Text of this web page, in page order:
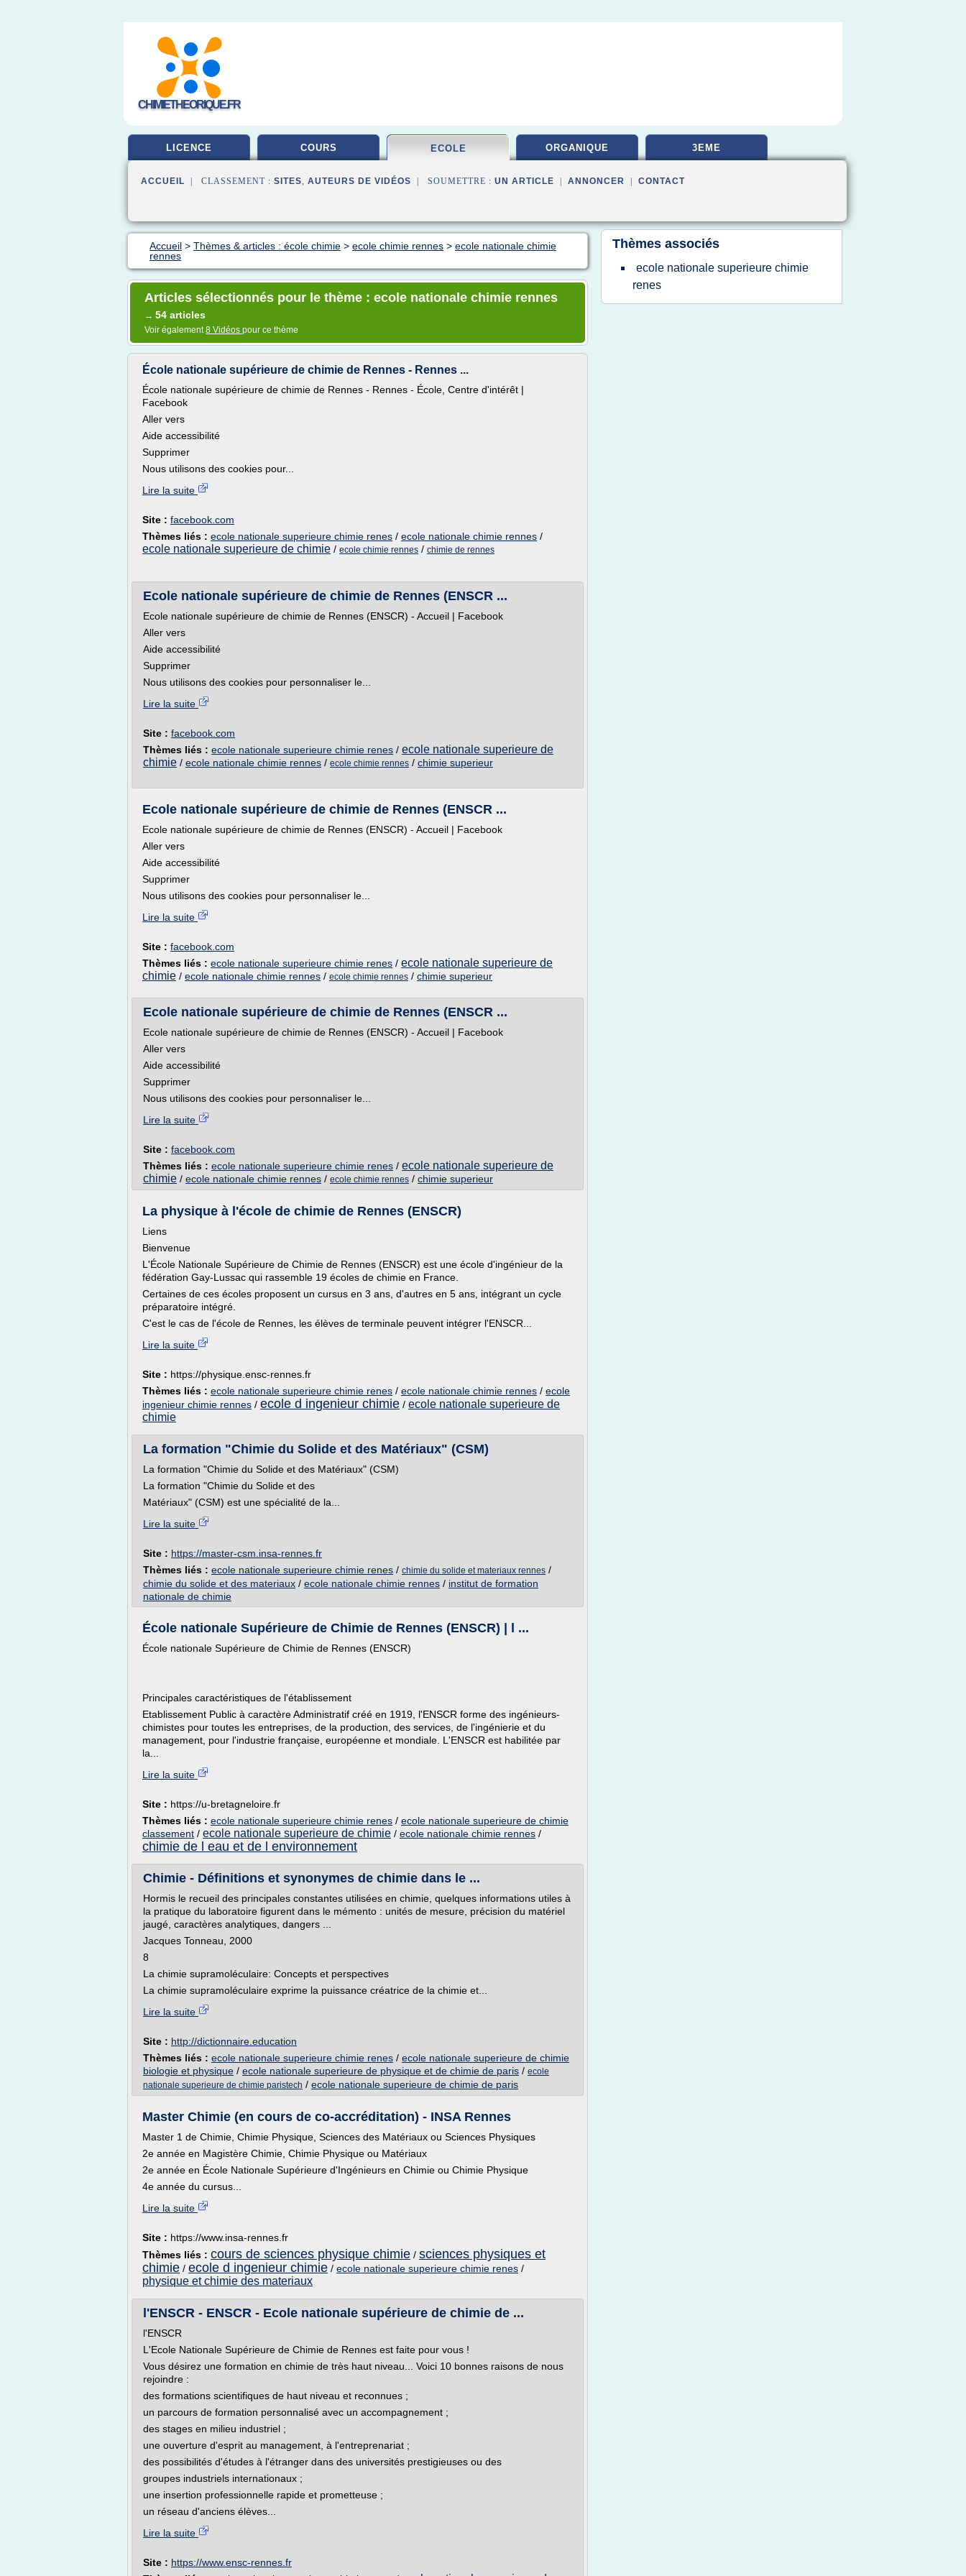
CHIMIETHEORIQUE.FR
LICENCE COURS ECOLE ORGANIQUE 3EME
ACCUEIL | CLASSEMENT : SITES, AUTEURS DE VIDÉOS | SOUMETTRE : UN ARTICLE ANNONCER CONTACT
Accueil > Thèmes & articles : école chimie > ecole chimie rennes > ecole nationale chimie
rennes
Articles sélectionnés pour le thème : ecole nationale chimie rennes
→ 54 articles
Voir également8 Vidéos pour ce thème
École nationale supérieure de chimie de Rennes - Rennes ...
École nationale supérieure de chimie de Rennes - Rennes - École, Centre d'intérêt |
Facebook
Aller vers
Aide accessibilité
Supprimer
Nous utilisons des cookies pour...
Lire la suite
Site : facebook.com
Thèmes liés : ecole nationale superieure chimie renes / ecole nationale chimie rennes /
ecole nationale superieure de chimie / ecole chimie rennes / chimie de rennes
Ecole nationale supérieure de chimie de Rennes (ENSCR ...
Ecole nationale supérieure de chimie de Rennes (ENSCR) - Accueil | Facebook
Aller vers
Aide accessibilité
Supprimer
Nous utilisons des cookies pour personnaliser le...
Lire la suite
Site : facebook.com
Thèmes liés : ecole nationale superieure chimie renes / ecole nationale superieure de
chimie / ecole nationale chimie rennes / ecole chimie rennes / chimie superieur
Ecole nationale supérieure de chimie de Rennes (ENSCR ...
Ecole nationale supérieure de chimie de Rennes (ENSCR) - Accueil | Facebook
Aller vers
Aide accessibilité
Supprimer
Nous utilisons des cookies pour personnaliser le...
Lire la suite
Site : facebook.com
Thèmes liés : ecole nationale superieure chimie renes / ecole nationale superieure de
chimie / ecole nationale chimie rennes / ecole chimie rennes / chimie superieur
Ecole nationale supérieure de chimie de Rennes (ENSCR ...
Ecole nationale supérieure de chimie de Rennes (ENSCR) - Accueil | Facebook
Aller vers
Aide accessibilité
Supprimer
Nous utilisons des cookies pour personnaliser le...
Lire la suite
Site : facebook.com
Thèmes liés : ecole nationale superieure chimie renes / ecole nationale superieure de
chimie / ecole nationale chimie rennes / ecole chimie rennes / chimie superieur
La physique à l'école de chimie de Rennes (ENSCR)
Liens
Bienvenue
L'École Nationale Supérieure de Chimie de Rennes (ENSCR) est une école d'ingénieur de la
fédération Gay-Lussac qui rassemble 19 écoles de chimie en France.
Certaines de ces écoles proposent un cursus en 3 ans, d'autres en 5 ans, intégrant un cycle
préparatoire intégré.
C'est le cas de l'école de Rennes, les élèves de terminale peuvent intégrer l'ENSCR...
Lire la suite
Site : https://physique.ensc-rennes.fr
Thèmes liés : ecole nationale superieure chimie renes / ecole nationale chimie rennes / ecole
ingenieur chimie rennes / ecole d ingenieur chimie / ecole nationale superieure de
chimie
La formation "Chimie du Solide et des Matériaux" (CSM)
La formation "Chimie du Solide et des Matériaux" (CSM)
La formation "Chimie du Solide et des
Matériaux" (CSM) est une spécialité de la...
Lire la suite
Site : https://master-csm.insa-rennes.fr
Thèmes liés : ecole nationale superieure chimie renes / chimie du solide et materiaux rennes /
chimie du solide et des materiaux / ecole nationale chimie rennes / institut de formation
nationale de chimie
École nationale Supérieure de Chimie de Rennes (ENSCR) | l ...
École nationale Supérieure de Chimie de Rennes (ENSCR)
Principales caractéristiques de l'établissement
Etablissement Public à caractère Administratif créé en 1919, l'ENSCR forme des ingénieurs-
chimistes pour toutes les entreprises, de la production, des services, de l'ingénierie et du
management, pour l'industrie française, européenne et mondiale. L'ENSCR est habilitée par
la...
Lire la suite
Site : https://u-bretagneloire.fr
Thèmes liés : ecole nationale superieure chimie renes / ecole nationale superieure de chimie
classement / ecole nationale superieure de chimie / ecole nationale chimie rennes /
chimie de l eau et de l environnement
Chimie - Définitions et synonymes de chimie dans le ...
Hormis le recueil des principales constantes utilisées en chimie, quelques informations utiles à
la pratique du laboratoire figurent dans le mémento : unités de mesure, précision du matériel
jaugé, caractères analytiques, dangers ...
Jacques Tonneau, 2000
8
La chimie supramoléculaire: Concepts et perspectives
La chimie supramoléculaire exprime la puissance créatrice de la chimie et...
Lire la suite
Site : http://dictionnaire.education
Thèmes liés : ecole nationale superieure chimie renes / ecole nationale superieure de chimie
biologie et physique / ecole nationale superieure de physique et de chimie de paris / ecole
nationale superieure de chimie paristech / ecole nationale superieure de chimie de paris
Master Chimie (en cours de co-accréditation) - INSA Rennes
Master 1 de Chimie, Chimie Physique, Sciences des Matériaux ou Sciences Physiques
2e année en Magistère Chimie, Chimie Physique ou Matériaux
2e année en École Nationale Supérieure d'Ingénieurs en Chimie ou Chimie Physique
4e année du cursus...
Lire la suite
Site : https://www.insa-rennes.fr
Thèmes liés : cours de sciences physique chimie / sciences physiques et
chimie / ecole d ingenieur chimie / ecole nationale superieure chimie renes /
physique et chimie des materiaux
l'ENSCR - ENSCR - Ecole nationale supérieure de chimie de ...
l'ENSCR
L'Ecole Nationale Supérieure de Chimie de Rennes est faite pour vous !
Vous désirez une formation en chimie de très haut niveau... Voici 10 bonnes raisons de nous
rejoindre :
des formations scientifiques de haut niveau et reconnues ;
un parcours de formation personnalisé avec un accompagnement ;
des stages en milieu industriel ;
une ouverture d'esprit au management, à l'entreprenariat ;
des possibilités d'études à l'étranger dans des universités prestigieuses ou des
groupes industriels internationaux ;
une insertion professionnelle rapide et prometteuse ;
un réseau d'anciens élèves...
Lire la suite
Site : https://www.ensc-rennes.fr
Thèmes associés
ecole nationale superieure chimie
renes